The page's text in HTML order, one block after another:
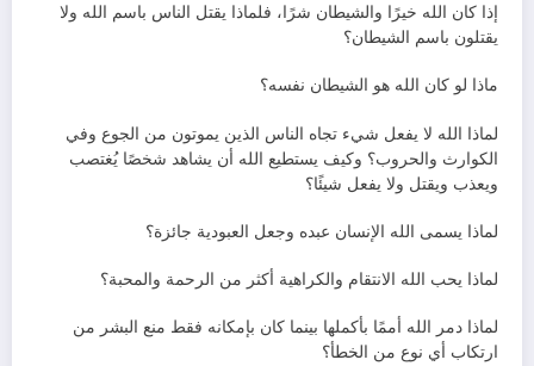
إذا كان الله خيرًا والشيطان شرًا، فلماذا يقتل الناس باسم الله ولا
يقتلون باسم الشيطان؟
ماذا لو كان الله هو الشيطان نفسه؟
لماذا الله لا يفعل شيء تجاه الناس الذين يموتون من الجوع وفي
الكوارث والحروب؟ وكيف يستطيع الله أن يشاهد شخصًا يُغتصب
ويعذب ويقتل ولا يفعل شيئًا؟
لماذا يسمى الله الإنسان عبده وجعل العبودية جائزة؟
لماذا يحب الله الانتقام والكراهية أكثر من الرحمة والمحبة؟
لماذا دمر الله أممًا بأكملها بينما كان بإمكانه فقط منع البشر من
ارتكاب أي نوع من الخطأ؟